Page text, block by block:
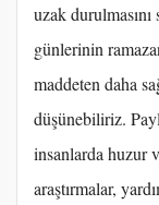
uzak
günlerinin
maddeten daha
düşünebiliriz.
insanlarda huzur
araştırmalar,